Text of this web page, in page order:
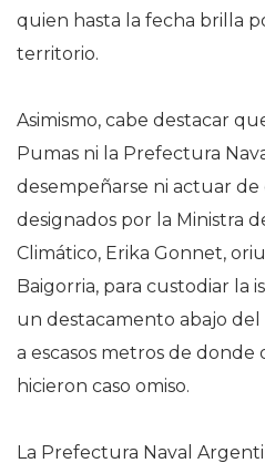
quien hasta la fecha brilla
territorio.
Asimismo, cabe destacar
Pumas ni la Prefectura
desempeñarse ni actuar de
designados por la Ministra
Climático, Erika Gonnet,
Baigorria, para custodiar la
un destacamento abajo
a escasos metros de
hicieron caso omiso.
La Prefectura Naval